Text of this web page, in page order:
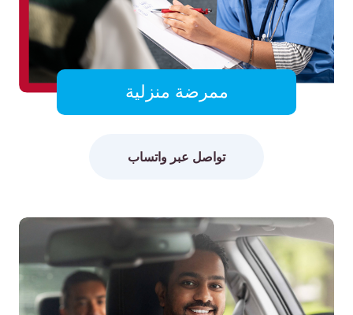
ممرضة منزلية
تواصل عبر واتساب